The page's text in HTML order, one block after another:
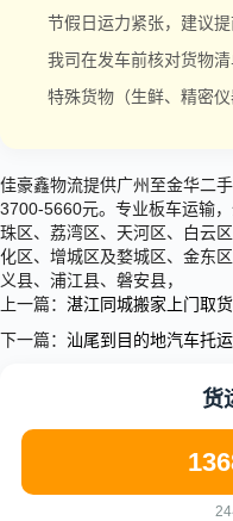
节假日运力紧张，建议提
我司在发车前核对货物清
特殊货物（生鲜、精密
佳豪鑫物流提供广州至金华二
3700-5660元。专业板车运输
珠区、荔湾区、天河区、白云
化区、增城区及婺城区、金东
义县、浦江县、磐安县，
上一篇： 湛江同城搬家上门取货
下一篇： 汕尾到目的地汽车托
货